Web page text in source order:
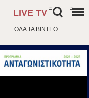
ΟΛΑ ΤΑ ΒΙΝΤΕΟ
LIVE TV
- -